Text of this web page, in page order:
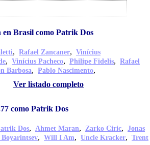
en Brasil como Patrik Dos
, Rafael Zancaner, Vinícius
, Vinícius Pacheco, Philipe Fidelis, Rafael
Barbosa, Pablo Nascimento,
Ver listado completo
como Patrik Dos
Dos, Ahmet Maran, Zarko Ciric, Jonas
Boyarintsev, Will I Am, Uncle Kracker, Trent